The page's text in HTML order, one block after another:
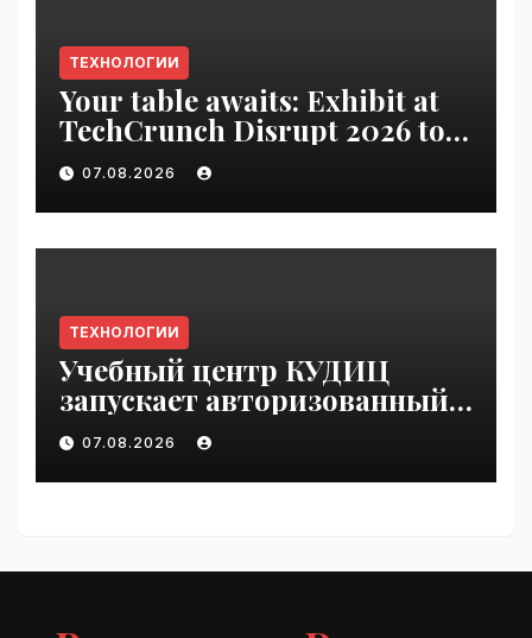
ТЕХНОЛОГИИ
Your table awaits: Exhibit at
TechCrunch Disrupt 2026 to
be seen by thousands |
VseTime.ru
07.08.2026
ТЕХНОЛОГИИ
Учебный центр КУДИЦ
запускает авторизованный
курс по
администрированию Mind
Migrate#guest | VseTime.ru
07.08.2026